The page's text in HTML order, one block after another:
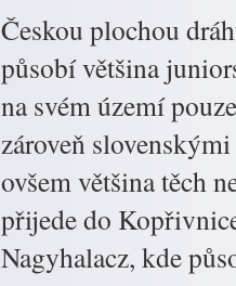
Českou plochou
působí většina
na svém území
zároveň
ovšem většina těch
přijede do
Nagyhalacz, kde